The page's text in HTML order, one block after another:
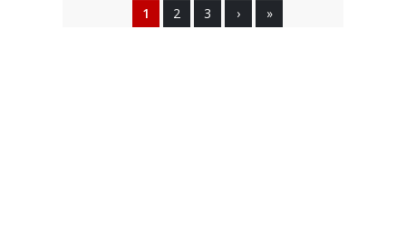
1 2 3 › »